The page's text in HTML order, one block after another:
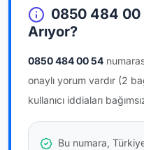
0850 484 00
Arıyor?
0850 484 00 54
onaylı yorum vardır (2
kullanıcı iddiaları
Bu numara,